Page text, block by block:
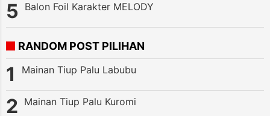
Balon Foil Karakter MELODY
RANDOM POST PILIHAN
Mainan Tiup Palu Labubu
Mainan Tiup Palu Kuromi